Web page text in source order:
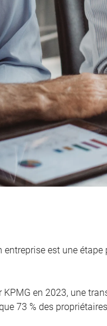
entreprise est une
KPMG en 2023, une
que 73 % des